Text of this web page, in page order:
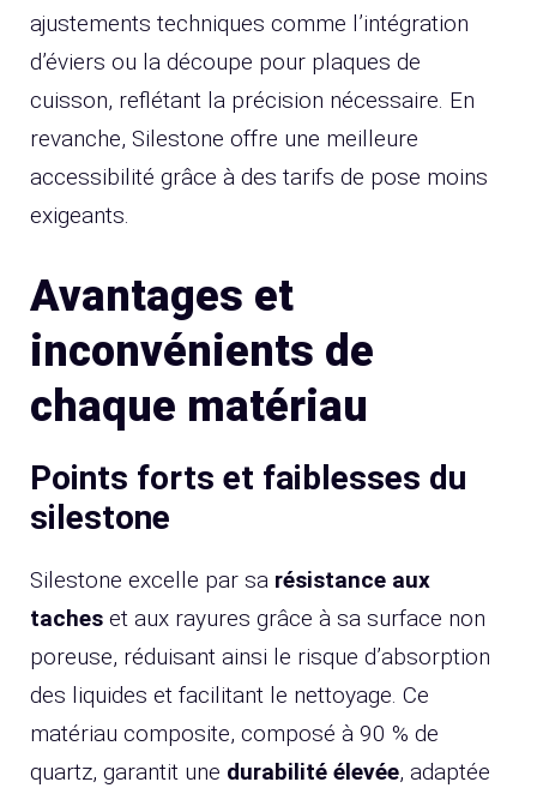
ajustements techniques comme l’intégration
d’éviers ou la découpe pour plaques de
cuisson, reflétant la précision nécessaire. En
revanche, Silestone offre une meilleure
accessibilité grâce à des tarifs de pose moins
exigeants.
Avantages et
inconvénients de
chaque matériau
Points forts et faiblesses du
silestone
Silestone excelle par sa résistance aux
taches et aux rayures grâce à sa surface non
poreuse, réduisant ainsi le risque d’absorption
des liquides et facilitant le nettoyage. Ce
matériau composite, composé à 90 % de
quartz, garantit une durabilité élevée, adaptée